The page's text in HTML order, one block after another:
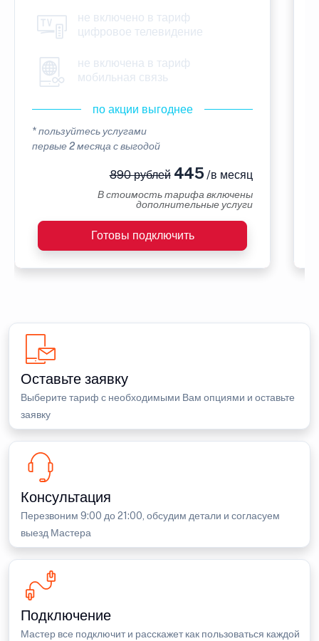
не включено в тариф
цифровое телевидение
не включена в тариф
мобильная связь
по акции выгоднее
* пользуйтесь услугами
первые 2 месяца с выгодой
890 рублей445 /в месяц
В стоимость тарифа включены
дополнительные услуги
Готовы подключить
Оставьте заявку
Выберите тариф с необходимыми Вам опциями и оставьте
заявку
Консультация
Перезвоним 9:00 до 21:00, обсудим детали и согласуем
выезд Мастера
Подключение
Мастер все подключит и расскажет как пользоваться каждой